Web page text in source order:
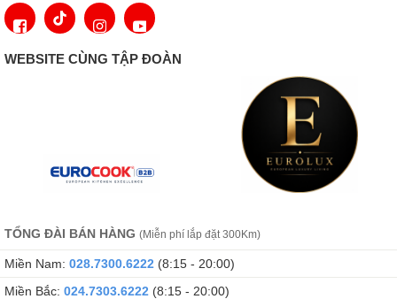
WEBSITE CÙNG TẬP ĐOÀN
TỔNG ĐÀI BÁN HÀNG (Miễn phí lắp đặt 300Km)
Miền Nam: 028.7300.6222 (8:15 - 20:00)
Miền Bắc: 024.7303.6222 (8:15 - 20:00)